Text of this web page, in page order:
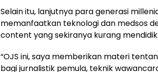
Selain itu, lanjutnya para generasi
memanfaatkan teknologi dan medsos
content yang sekiranya kurang mendidik.
“OJS ini, saya memberikan materi
bagi jurnalistik pemula, teknik